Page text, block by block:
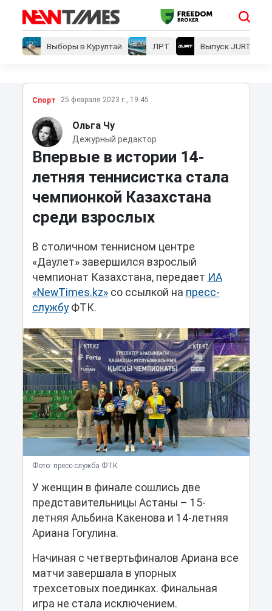
Выборы в Курултай ЛРТ Выпуск JURT
Спорт 25 февраля 2023 г., 19:45
Ольга Чу
Дежурный редактор
Впервые в истории 14-
летняя теннисистка стала
чемпионкой Казахстана
среди взрослых
В столичном теннисном центре
«Даулет» завершился взрослый
чемпионат Казахстана, передает ИА
«NewTimes.kz»со ссылкой на пресс-
службуФТК.
Фото: пресс-служба ФТК
У женщин в финале сошлись две
представительницы Астаны – 15-
летняя Альбина Какенова и 14-летняя
Ариана Гогулина.
Начиная с четвертьфиналов Ариана все
матчи завершала в упорных
трехсетовых поединках. Финальная
игра не стала исключением.